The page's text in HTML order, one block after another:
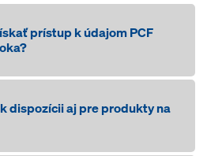
prístup k údajom PCF
k údajom PCF
spôsobmi: Údaje
ako príloha k
dispozícii aj pre produkty na